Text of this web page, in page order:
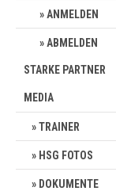
ANMELDEN
ABMELDEN
STARKE PARTNER
MEDIA
TRAINER
HSG FOTOS
DOKUMENTE